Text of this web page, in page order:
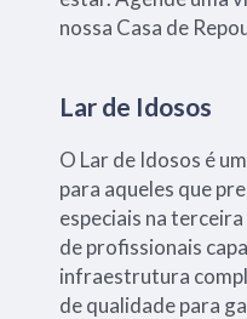
nossa Casa de
Lar de Idosos
O Lar de Idosos é
para aqueles que
especiais na
de profissionais
infraestrutura
de qualidade para